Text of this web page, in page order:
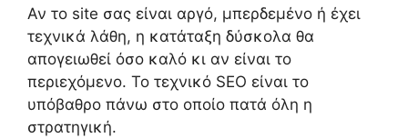
Αν το site σας είναι αργό, μπερδεμένο ή έχει
τεχνικά λάθη, η κατάταξη δύσκολα θα
απογειωθεί όσο καλό κι αν είναι το
περιεχόμενο. Το τεχνικό SEO είναι το
υπόβαθρο πάνω στο οποίο πατά όλη η
στρατηγική.